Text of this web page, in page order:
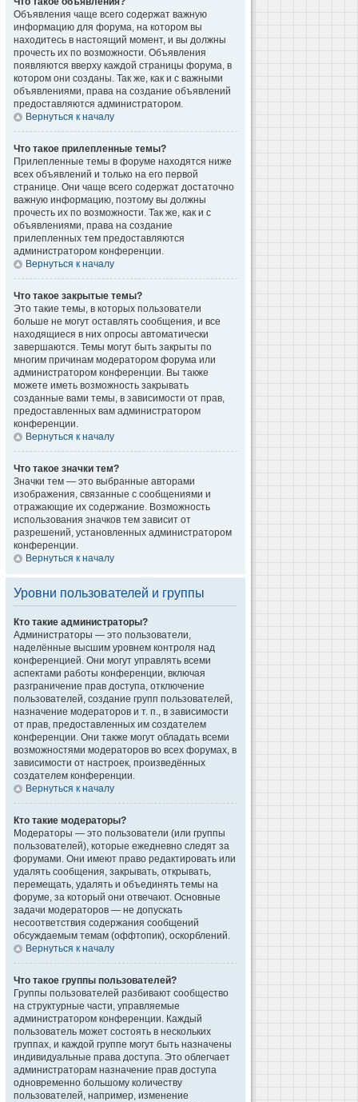
Объявления чаще всего содержат важную
информацию для форума, на котором вы
находитесь в настоящий момент, и вы должны
прочесть их по возможности. Объявления
появляются вверху каждой страницы форума, в
котором они созданы. Так же, как и с важными
объявлениями, права на создание объявлений
предоставляются администратором.
Вернуться к началу
Что такое прилепленные темы?
Прилепленные темы в форуме находятся ниже
всех объявлений и только на его первой
странице. Они чаще всего содержат достаточно
важную информацию, поэтому вы должны
прочесть их по возможности. Так же, как и с
объявлениями, права на создание
прилепленных тем предоставляются
администратором конференции.
Вернуться к началу
Что такое закрытые темы?
Это такие темы, в которых пользователи
больше не могут оставлять сообщения, и все
находящиеся в них опросы автоматически
завершаются. Темы могут быть закрыты по
многим причинам модератором форума или
администратором конференции. Вы также
можете иметь возможность закрывать
созданные вами темы, в зависимости от прав,
предоставленных вам администратором
конференции.
Вернуться к началу
Что такое значки тем?
Значки тем — это выбранные авторами
изображения, связанные с сообщениями и
отражающие их содержание. Возможность
использования значков тем зависит от
разрешений, установленных администратором
конференции.
Вернуться к началу
Уровни пользователей и группы
Кто такие администраторы?
Администраторы — это пользователи,
наделённые высшим уровнем контроля над
конференцией. Они могут управлять всеми
аспектами работы конференции, включая
разграничение прав доступа, отключение
пользователей, создание групп пользователей,
назначение модераторов и т. п., в зависимости
от прав, предоставленных им создателем
конференции. Они также могут обладать всеми
возможностями модераторов во всех форумах, в
зависимости от настроек, произведённых
создателем конференции.
Вернуться к началу
Кто такие модераторы?
Модераторы — это пользователи (или группы
пользователей), которые ежедневно следят за
форумами. Они имеют право редактировать или
удалять сообщения, закрывать, открывать,
перемещать, удалять и объединять темы на
форуме, за который они отвечают. Основные
задачи модераторов — не допускать
несоответствия содержания сообщений
обсуждаемым темам (оффтопик), оскорблений.
Вернуться к началу
Что такое группы пользователей?
Группы пользователей разбивают сообщество
на структурные части, управляемые
администратором конференции. Каждый
пользователь может состоять в нескольких
группах, и каждой группе могут быть назначены
индивидуальные права доступа. Это облегчает
администраторам назначение прав доступа
одновременно большому количеству
пользователей, например, изменение